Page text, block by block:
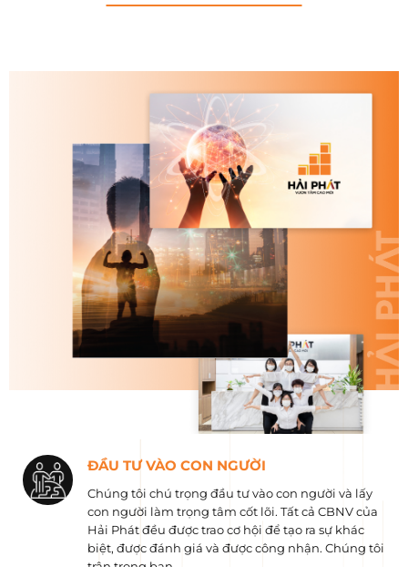
ĐẦU TƯ VÀO CON NGƯỜI
Chúng tôi chú trọng đầu tư vào con người và lấy
con người làm trọng tâm cốt lõi. Tất cả CBNV của
Hải Phát đều được trao cơ hội để tạo ra sự khác
biệt, được đánh giá và được công nhận. Chúng tôi